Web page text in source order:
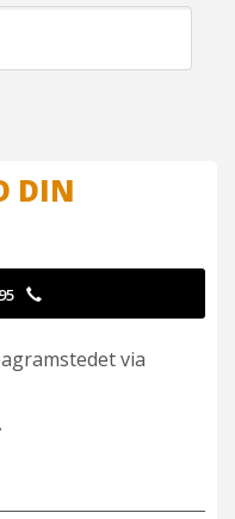
DIN
via